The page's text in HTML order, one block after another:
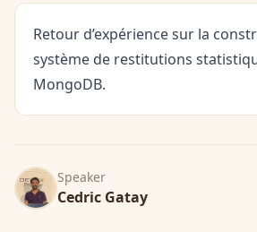
Retour d’expérience sur la
système de restitutions
MongoDB.
Speaker
Cedric Gatay